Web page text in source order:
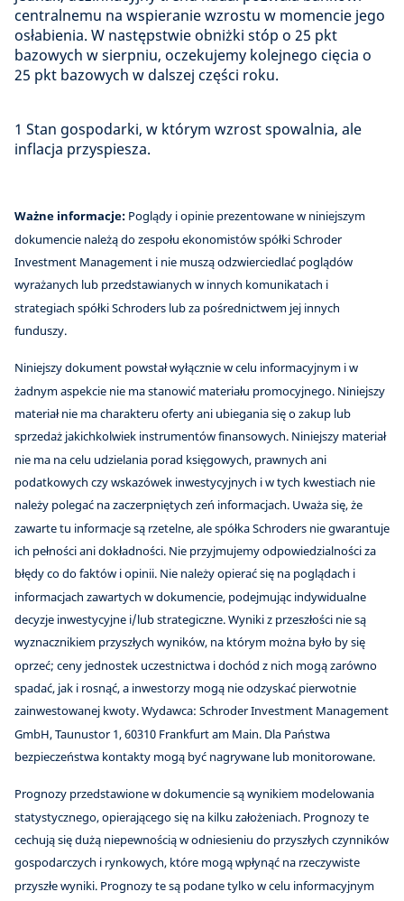
centralnemu na wspieranie wzrostu w momencie jego
osłabienia. W następstwie obniżki stóp o 25 pkt
bazowych w sierpniu, oczekujemy kolejnego cięcia o
25 pkt bazowych w dalszej części roku.
1 Stan gospodarki, w którym wzrost spowalnia, ale
inflacja przyspiesza.
Ważne informacje: Poglądy i opinie prezentowane w niniejszym
dokumencie należą do zespołu ekonomistów spółki Schroder
Investment Management i nie muszą odzwierciedlać poglądów
wyrażanych lub przedstawianych w innych komunikatach i
strategiach spółki Schroders lub za pośrednictwem jej innych
funduszy.
Niniejszy dokument powstał wyłącznie w celu informacyjnym i w
żadnym aspekcie nie ma stanowić materiału promocyjnego. Niniejszy
materiał nie ma charakteru oferty ani ubiegania się o zakup lub
sprzedaż jakichkolwiek instrumentów finansowych. Niniejszy materiał
nie ma na celu udzielania porad księgowych, prawnych ani
podatkowych czy wskazówek inwestycyjnych i w tych kwestiach nie
należy polegać na zaczerpniętych zeń informacjach. Uważa się, że
zawarte tu informacje są rzetelne, ale spółka Schroders nie gwarantuje
ich pełności ani dokładności. Nie przyjmujemy odpowiedzialności za
błędy co do faktów i opinii. Nie należy opierać się na poglądach i
informacjach zawartych w dokumencie, podejmując indywidualne
decyzje inwestycyjne i/lub strategiczne. Wyniki z przeszłości nie są
wyznacznikiem przyszłych wyników, na którym można było by się
oprzeć; ceny jednostek uczestnictwa i dochód z nich mogą zarówno
spadać, jak i rosnąć, a inwestorzy mogą nie odzyskać pierwotnie
zainwestowanej kwoty. Wydawca: Schroder Investment Management
GmbH, Taunustor 1, 60310 Frankfurt am Main. Dla Państwa
bezpieczeństwa kontakty mogą być nagrywane lub monitorowane.
Prognozy przedstawione w dokumencie są wynikiem modelowania
statystycznego, opierającego się na kilku założeniach. Prognozy te
cechują się dużą niepewnością w odniesieniu do przyszłych czynników
gospodarczych i rynkowych, które mogą wpłynąć na rzeczywiste
przyszłe wyniki. Prognozy te są podane tylko w celu informacyjnym